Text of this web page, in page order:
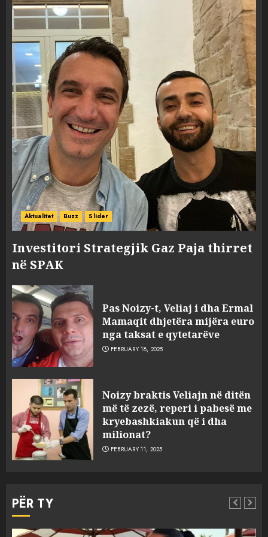
Aktualitet Buzz Slider
Investitori Strategjik Gaz Paja thirret
në SPAK
Pas Noizy-t, Veliaj i dha Ermal
Mamaqit dhjetëra mijëra euro
nga taksat e qytetarëve
FEBRUARY 18, 2025
Noizy braktis Veliajn në ditën
më të zezë, reperi i pabesë me
kryebashkiakun që i dha
milionat?
FEBRUARY 11, 2025
PËR TY
3
sulmuan “One Albania”,
ngjarja u fsheh. A u vodhën
serverat?
MARCH 25, 2025
4 MARCH 25, 2025